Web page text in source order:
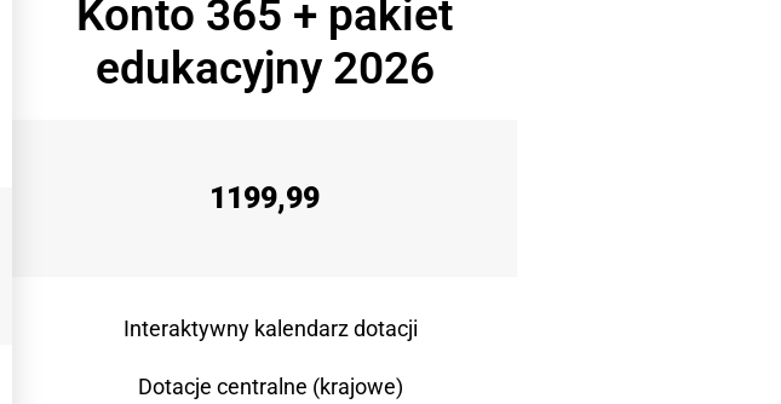
Konto 365 + pakiet
edukacyjny 2026
1199,99
Interaktywny kalendarz dotacji
Dotacje centralne (krajowe)